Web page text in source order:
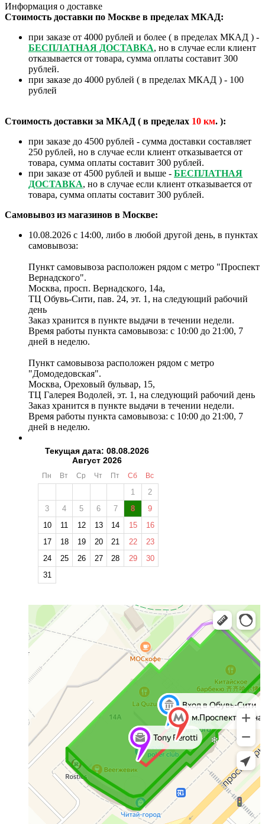
Информация о доставке
Стоимость доставки по Москве в пределах МКАД:
при заказе от 4000 рублей и более ( в пределах МКАД ) -
БЕСПЛАТНАЯ ДОСТАВКА, но в случае если клиент
отказывается от товара, сумма оплаты составит 300
рублей.
при заказе до 4000 рублей ( в пределах МКАД ) - 100
рублей
Стоимость доставки за МКАД ( в пределах 10 км. ):
при заказе до 4500 рублей - сумма доставки составляет
250 рублей, но в случае если клиент отказывается от
товара, сумма оплаты составит 300 рублей.
при заказе от 4500 рублей и выше - БЕСПЛАТНАЯ
ДОСТАВКА, но в случае если клиент отказывается от
товара, сумма оплаты составит 300 рублей.
Самовывоз из магазинов в Москве:
10.08.2026 с 14:00, либо в любой другой день, в пунктах
самовывоза:
Пункт самовывоза расположен рядом с метро "Проспект
Вернадского".
Москва, просп. Вернадского, 14а,
ТЦ Обувь-Сити, пав. 24, эт. 1, на следующий рабочий
день
Заказ хранится в пункте выдачи в течении недели.
Время работы пункта самовывоза: с 10:00 до 21:00, 7
дней в неделю.
Пункт самовывоза расположен рядом с метро
"Домодедовская".
Москва, Ореховый бульвар, 15,
ТЦ Галерея Водолей, эт. 1, на следующий рабочий день
Заказ хранится в пункте выдачи в течении недели.
Время работы пункта самовывоза: с 10:00 до 21:00, 7
дней в неделю.
Текущая дата: 08.08.2026
Август 2026
Пн Вт Ср Чт Пт Сб Вс
1
2
3
4 5 6 7 8
9
10
11 12 13 14 15
16
17
18 19 20 21 22
23
24
25 26 27 28 29
30
31